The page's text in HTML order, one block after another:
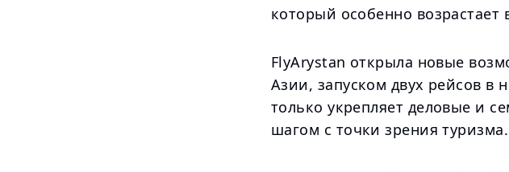
который особенно
FlyArystan открыла новые
Азии, запуском двух рейсов в
только укрепляет деловые и
шагом с точки зрения туризма.